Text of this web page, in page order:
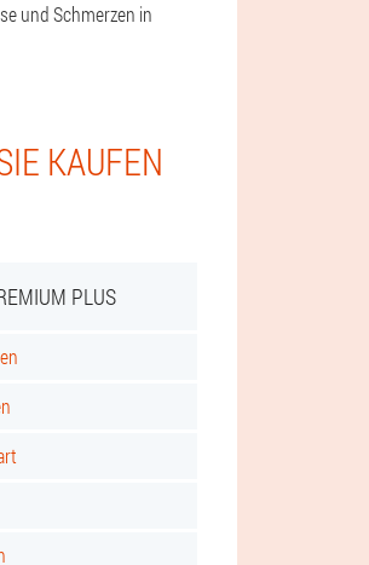
und Schmerzen in
KAUFEN
PLUS